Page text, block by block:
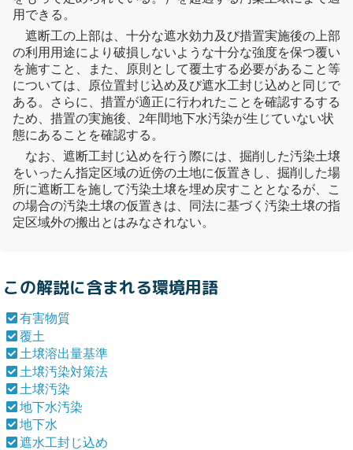
用できる。
遮断工の上部は、十分な遮水効力及び措置実施後の上部
の利用用途により破損しないような十分な強度を保つ覆い
を施すこと、また、原則として覆土する必要があること等
については、
原位置封じ込め及び遮水工封じ込めと同じで
ある。さらに、措置が適正に行われたことを確認するする
ため、措置の実施後、2年間地下水汚染が生じていない状
態にあることを確認する。
なお、遮断工封じ込めを行う際には、掘削した汚染土壌
をいったん指定区域の近傍の土地に仮置きし、掘削した場
所に遮断工を施して汚染土壌を埋め戻すこととなるが、こ
の場合の汚染土壌の仮置きは、同法に基づく汚染土壌の指
定区域外の搬出とはみなされない。
この解説に含まれる環境用語
有害物質
覆土
土壌溶出量基準
土壌汚染対策法
土壌汚染
地下水汚染
地下水
遮水工封じ込め